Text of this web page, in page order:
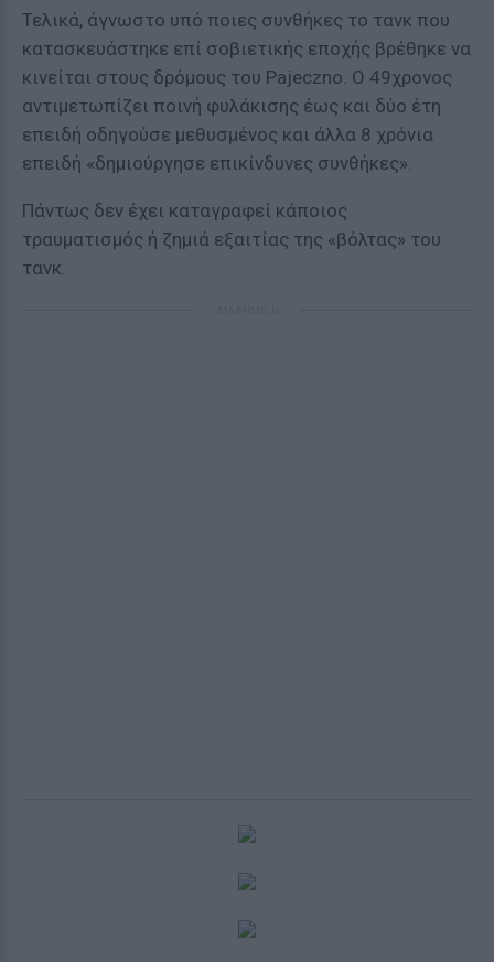
Τελικά, άγνωστο υπό ποιες συνθήκες το τανκ που
κατασκευάστηκε επί σοβιετικής εποχής βρέθηκε να
κινείται στους δρόμους του Pajeczno. Ο 49χρονος
αντιμετωπίζει ποινή φυλάκισης έως και δύο έτη
επειδή οδηγούσε μεθυσμένος και άλλα 8 χρόνια
επειδή «δημιούργησε επικίνδυνες συνθήκες».
Πάντως δεν έχει καταγραφεί κάποιος
τραυματισμός ή ζημιά εξαιτίας της «βόλτας» του
τανκ.